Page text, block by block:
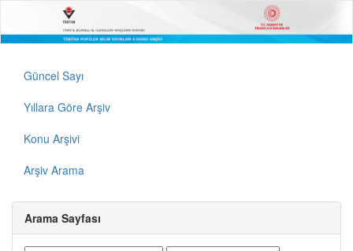
Güncel Sayı
Yıllara Göre Arşiv
Konu Arşivi
Arşiv Arama
Arama Sayfası